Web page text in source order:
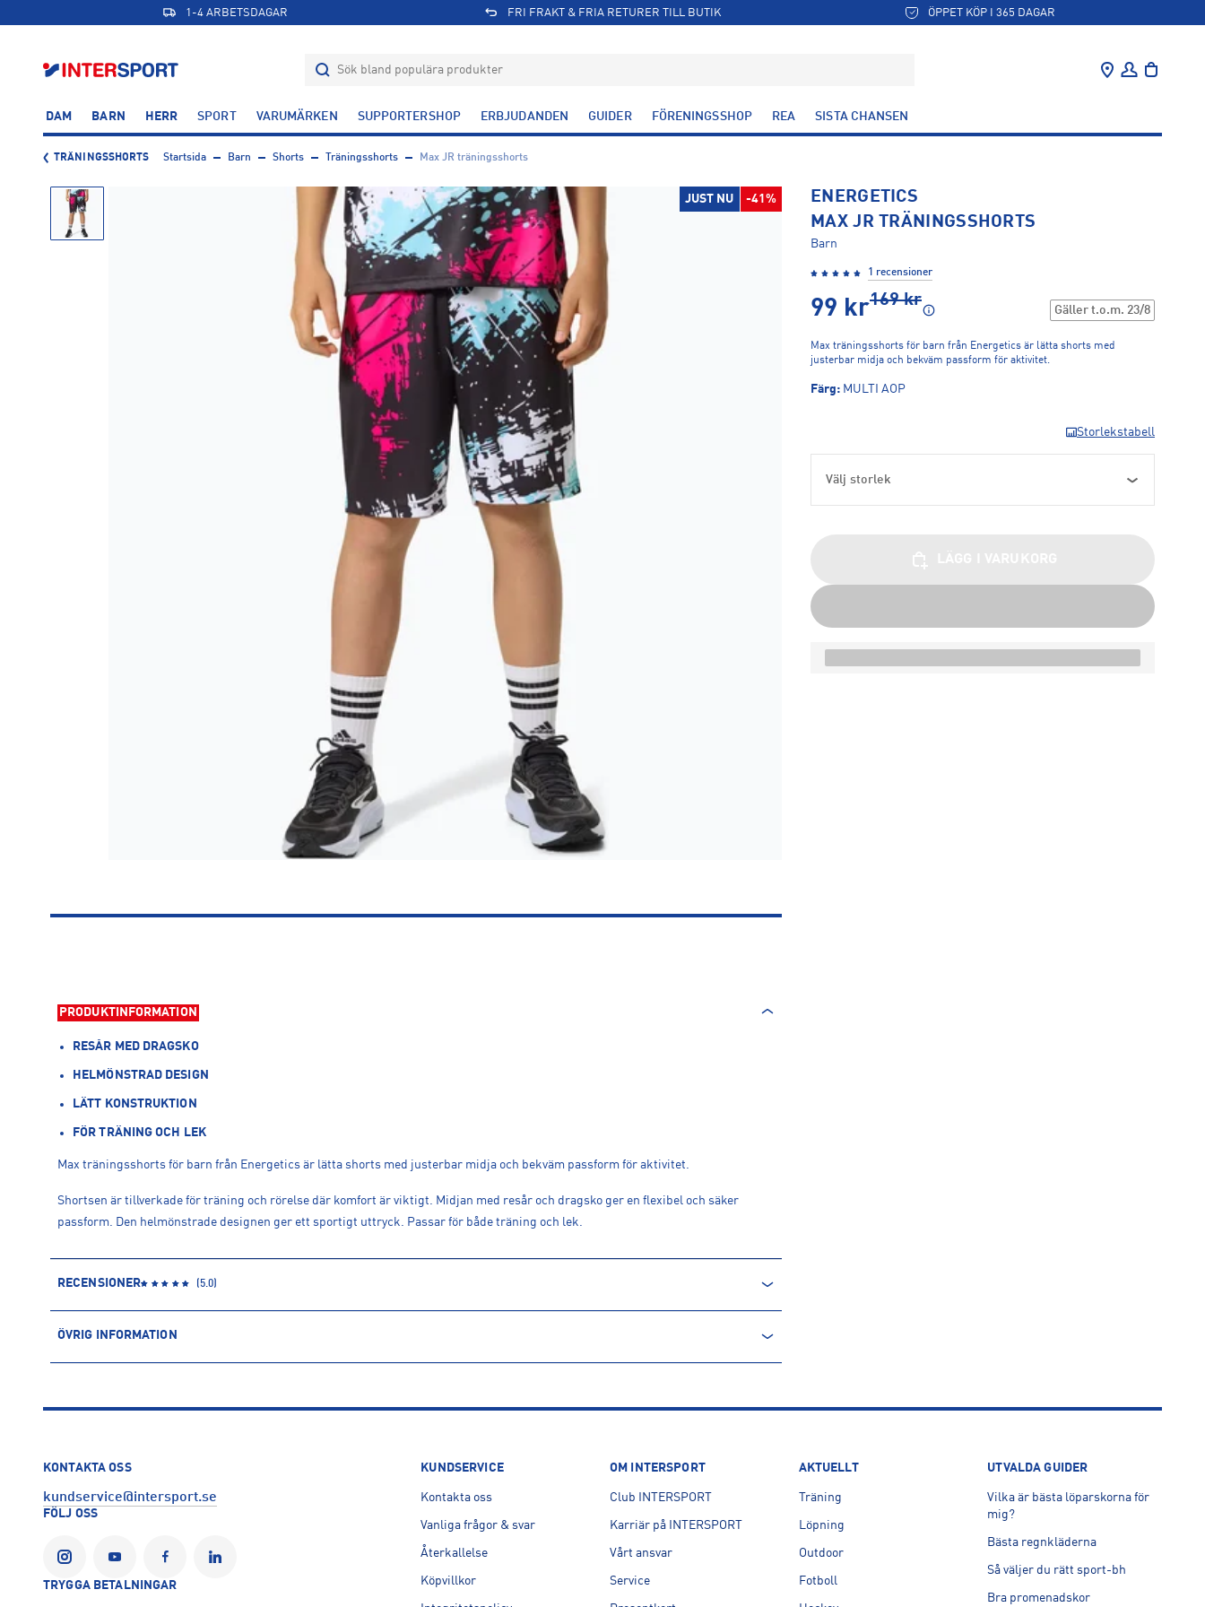
1-4 ARBETSDAGAR FRI FRAKT & FRIA RETURER TILL BUTIK ÖPPET KÖP I 365 DAGAR
DAM BARN HERR SPORT VARUMÄRKEN SUPPORTERSHOP ERBJUDANDEN GUIDER FÖRENINGSSHOP REA SISTA CHANSEN
TRÄNINGSSHORTS Startsida Barn Shorts Träningsshorts Max JR träningsshorts
ENERGETICS
MAX JR TRÄNINGSSHORTS
Barn
1 recensioner
99 kr169 kr
Gäller t.o.m. 23/8
Max träningsshorts för barn från Energetics är lätta shorts med
justerbar midja och bekväm passform för aktivitet.
Färg: MULTI AOP
Storlekstabell
Välj storlek
JUST NU -41%
PRODUKTINFORMATION
RESÅR MED DRAGSKO
HELMÖNSTRAD DESIGN
LÄTT KONSTRUKTION
FÖR TRÄNING OCH LEK
Max träningsshorts för barn från Energetics är lätta shorts med justerbar midja och bekväm passform för aktivitet.
Shortsen är tillverkade för träning och rörelse där komfort är viktigt. Midjan med resår och dragsko ger en flexibel och säker
passform. Den helmönstrade designen ger ett sportigt uttryck. Passar för både träning och lek.
RECENSIONER (5.0)
ÖVRIG INFORMATION
Leverantörens produktnummer: 1624284
Tillverkaradress: Krokslätts Fabriker 34, 431 22, Mölndal, SE
KONTAKTA OSS
kundservice@intersport.se
FÖLJ OSS
TRYGGA BETALNINGAR
KUNDSERVICE
Kontakta oss
Vanliga frågor & svar
Återkallelse
Köpvillkor
OM INTERSPORT
Club INTERSPORT
Karriär på INTERSPORT
Vårt ansvar
Service
AKTUELLT
Träning
Löpning
Outdoor
Fotboll
UTVALDA GUIDER
Vilka är bästa löparskorna för
mig?
Bästa regnkläderna
Så väljer du rätt sport-bh
Bra promenadskor